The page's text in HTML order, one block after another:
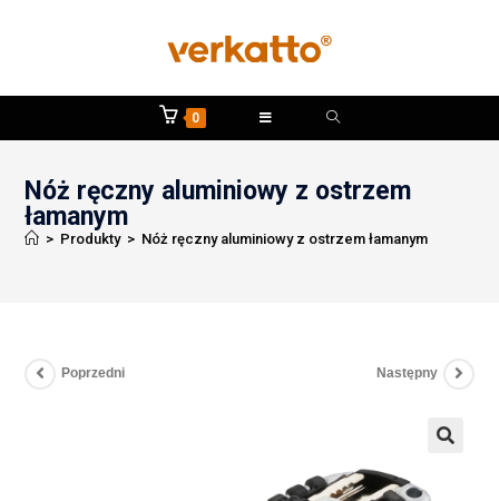
0
Nóż ręczny aluminiowy z ostrzem
łamanym
> Produkty > Nóż ręczny aluminiowy z ostrzem łamanym
Poprzedni Następny